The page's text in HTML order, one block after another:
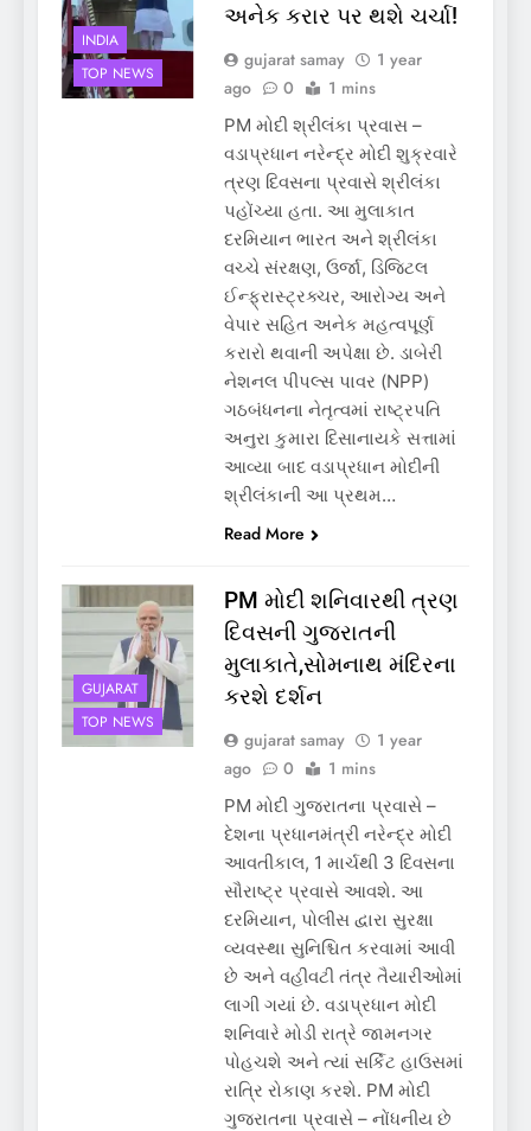
INDIA
TOP NEWS
અનેક કરાર પર થશે ચર્ચા!
gujarat samay
1 year
ago
0 1 mins
PM મોદી શ્રીલંકા પ્રવાસ –
વડાપ્રધાન નરેન્દ્ર મોદી શુક્રવારે
ત્રણ દિવસના પ્રવાસે શ્રીલંકા
પહોંચ્યા હતા. આ મુલાકાત
દરમિયાન ભારત અને શ્રીલંકા
વચ્ચે સંરક્ષણ, ઉર્જા, ડિજિટલ
ઈન્ફ્રાસ્ટ્રક્ચર, આરોગ્ય અને
વેપાર સહિત અનેક મહત્વપૂર્ણ
કરારો થવાની અપેક્ષા છે. ડાબેરી
નેશનલ પીપલ્સ પાવર (NPP)
ગઠબંધનના નેતૃત્વમાં રાષ્ટ્રપતિ
અનુરા કુમારા દિસાનાયકે સત્તામાં
આવ્યા બાદ વડાપ્રધાન મોદીની
શ્રીલંકાની આ પ્રથમ…
Read More
GUJARAT
TOP NEWS
PM મોદી શનિવારથી ત્રણ
દિવસની ગુજરાતની
મુલાકાતે,સોમનાથ મંદિરના
કરશે દર્શન
gujarat samay
1 year
ago
0 1 mins
PM મોદી ગુજરાતના પ્રવાસે –
દેશના પ્રધાનમંત્રી નરેન્દ્ર મોદી
આવતીકાલ, 1 માર્ચથી 3 દિવસના
સૌરાષ્ટ્ર પ્રવાસે આવશે. આ
દરમિયાન, પોલીસ દ્વારા સુરક્ષા
વ્યવસ્થા સુનિશ્ચિત કરવામાં આવી
છે અને વહીવટી તંત્ર તૈયારીઓમાં
લાગી ગયાં છે. વડાપ્રધાન મોદી
શનિવારે મોડી રાત્રે જામનગર
પોહચશે અને ત્યાં સર્કિટ હાઉસમાં
રાત્રિ રોકાણ કરશે. PM મોદી
ગુજરાતના પ્રવાસે – નોંધનીય છે